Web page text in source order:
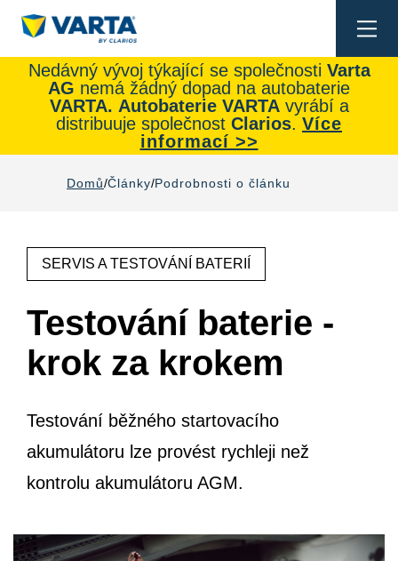
Nedávný vývoj týkající se společnosti Varta
AG nemá žádný dopad na autobaterie
VARTA. Autobaterie VARTAvyrábí a
distribuuje společnost Clarios. Více
informací >>
Domů Články Podrobnosti o článku
SERVIS A TESTOVÁNÍ BATERIÍ
Testování baterie -
krok za krokem
Testování běžného startovacího
akumulátoru lze provést rychleji než
kontrolu akumulátoru AGM.